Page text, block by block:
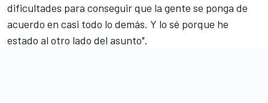
dificultades para conseguir que la gente se ponga de
acuerdo en casi todo lo demás. Y lo sé porque he
estado al otro lado del asunto".